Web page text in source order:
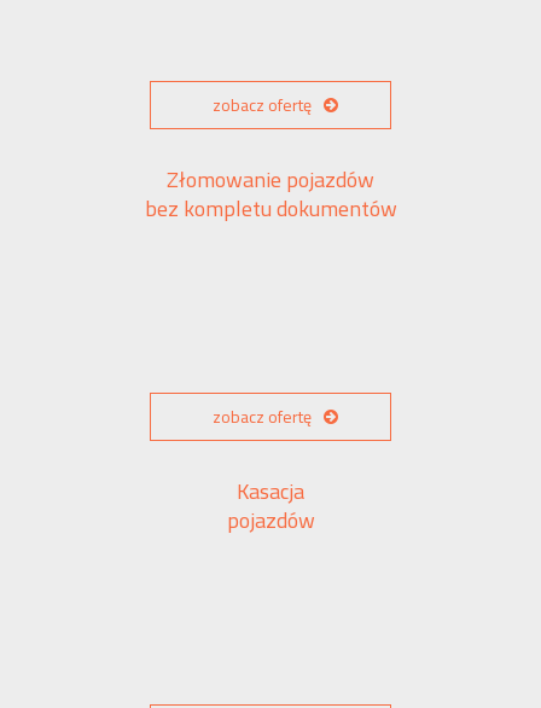
zobacz ofertę
Złomowanie pojazdów
bez kompletu dokumentów
zobacz ofertę
Kasacja
pojazdów